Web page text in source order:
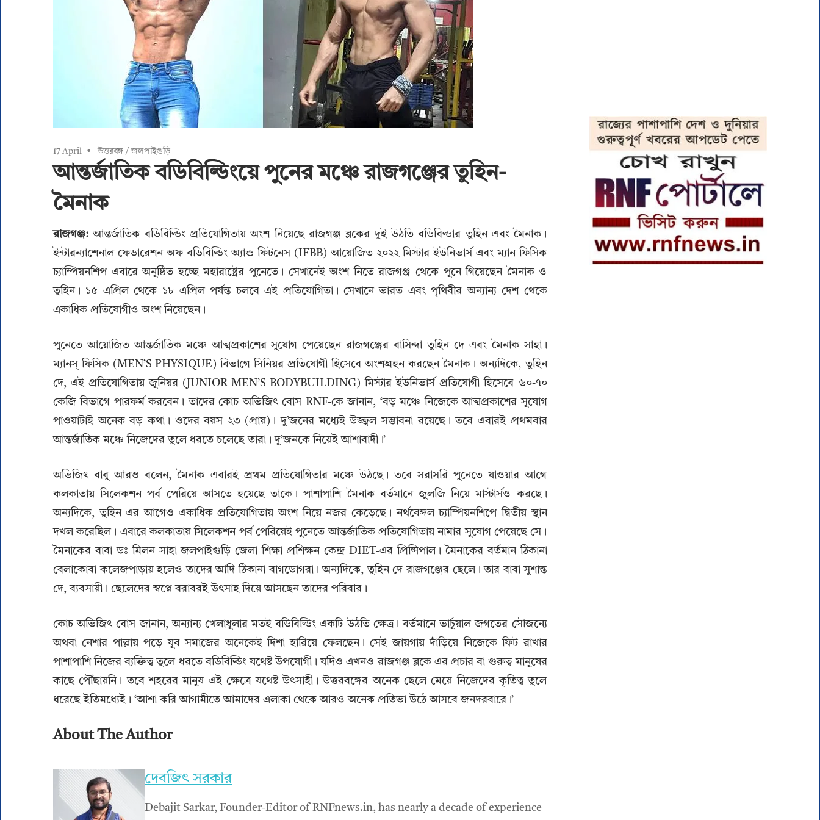
17 April উত্তরবঙ্গ /জলপাইগুড়ি
আন্তর্জাতিক বডিবিল্ডিংয়ে পুনের মঞ্চে রাজগঞ্জের তুহিন-
মৈনাক
রাজগঞ্জ: আন্তর্জাতিক বডিবিল্ডিং প্রতিযোগিতায় অংশ নিয়েছে রাজগঞ্জ ব্লকের দুই উঠতি বডিবিল্ডার তুহিন এবং মৈনাক।
ইন্টারন্যাশেনাল ফেডারেশন অফ বডিবিল্ডিং অ্যান্ড ফিটনেস (IFBB) আয়োজিত ২০২২ মিস্টার ইউনিভার্স এবং ম্যান ফিসিক
চ্যাম্পিয়নশিপ এবারে অনুষ্ঠিত হচ্ছে মহারাষ্ট্রের পুনেতে। সেখানেই অংশ নিতে রাজগঞ্জ থেকে পুনে গিয়েছেন মৈনাক ও
তুহিন। ১৫ এপ্রিল থেকে ১৮ এপ্রিল পর্যন্ত চলবে এই প্রতিযোগিতা। সেখানে ভারত এবং পৃথিবীর অন্যান্য দেশ থেকে
একাধিক প্রতিযোগীও অংশ নিয়েছেন।
পুনেতে আয়োজিত আন্তর্জাতিক মঞ্চে আত্মপ্রকাশের সুযোগ পেয়েছেন রাজগঞ্জের বাসিন্দা তুহিন দে এবং মৈনাক সাহা।
ম্যানস্‌ ফিসিক (MEN’S PHYSIQUE) বিভাগে সিনিয়র প্রতিযোগী হিসেবে অংশগ্রহন করছেন মৈনাক। অন্যদিকে, তুহিন
দে, এই প্রতিযোগিতায় জুনিয়র (JUNIOR MEN’S BODYBUILDING) মিস্টার ইউনিভার্স প্রতিযোগী হিসেবে ৬০-৭০
কেজি বিভাগে পারফর্ম করবেন। তাদের কোচ অভিজিৎ বোস RNF-কে জানান, ‘বড় মঞ্চে নিজেকে আত্মপ্রকাশের সুযোগ
পাওয়াটাই অনেক বড় কথা। ওদের বয়স ২৩ (প্রায়)। দু’জনের মধ্যেই উজ্জ্বল সম্ভাবনা রয়েছে। তবে এবারই প্রথমবার
আন্তর্জাতিক মঞ্চে নিজেদের তুলে ধরতে চলেছে তারা। দু’জনকে নিয়েই আশাবাদী।’
অভিজিৎ বাবু আরও বলেন, মৈনাক এবারই প্রথম প্রতিযোগিতার মঞ্চে উঠছে। তবে সরাসরি পুনেতে যাওয়ার আগে
কলকাতায় সিলেকশন পর্ব পেরিয়ে আসতে হয়েছে তাকে। পাশাপাশি মৈনাক বর্তমানে জুলজি নিয়ে মাস্টার্সও করছে।
অন্যদিকে, তুহিন এর আগেও একাধিক প্রতিযোগিতায় অংশ নিয়ে নজর কেড়েছে। নর্থবেঙ্গল চ্যাম্পিয়নশিপে দ্বিতীয় স্থান
দখল করেছিল। এবারে কলকাতায় সিলেকশন পর্ব পেরিয়েই পুনেতে আন্তর্জাতিক প্রতিযোগিতায় নামার সুযোগ পেয়েছে সে।
মৈনাকের বাবা ডঃ মিলন সাহা জলপাইগুড়ি জেলা শিক্ষা প্রশিক্ষন কেন্দ্র DIET-এর প্রিন্সিপাল। মৈনাকের বর্তমান ঠিকানা
বেলাকোবা কলেজপাড়ায় হলেও তাদের আদি ঠিকানা বাগডোগরা। অন্যদিকে, তুহিন দে রাজগঞ্জের ছেলে। তার বাবা সুশান্ত
দে, ব্যবসায়ী। ছেলেদের স্বপ্নে বরাবরই উৎসাহ দিয়ে আসছেন তাদের পরিবার।
কোচ অভিজিৎ বোস জানান, অন্যান্য খেলাধুলার মতই বডিবিল্ডিং একটি উঠতি ক্ষেত্র। বর্তমানে ভার্চুয়াল জগতের সৌজন্যে
অথবা নেশার পাল্লায় পড়ে যুব সমাজের অনেকেই দিশা হারিয়ে ফেলছেন। সেই জায়গায় দাঁড়িয়ে নিজেকে ফিট রাখার
পাশাপাশি নিজের ব্যক্তিত্ব তুলে ধরতে বডিবিল্ডিং যথেষ্ট উপযোগী। যদিও এখনও রাজগঞ্জ ব্লকে এর প্রচার বা গুরুত্ব মানুষের
কাছে পৌঁছায়নি। তবে শহরের মানুষ এই ক্ষেত্রে যথেষ্ট উৎসাহী। উত্তরবঙ্গের অনেক ছেলে মেয়ে নিজেদের কৃতিত্ব তুলে
ধরেছে ইতিমধ্যেই। ‘আশা করি আগামীতে আমাদের এলাকা থেকে আরও অনেক প্রতিভা উঠে আসবে জনদরবারে।’
About The Author
দেবজিৎ সরকার
Debajit Sarkar, Founder-Editor of RNFnews.in, has nearly a decade of experience